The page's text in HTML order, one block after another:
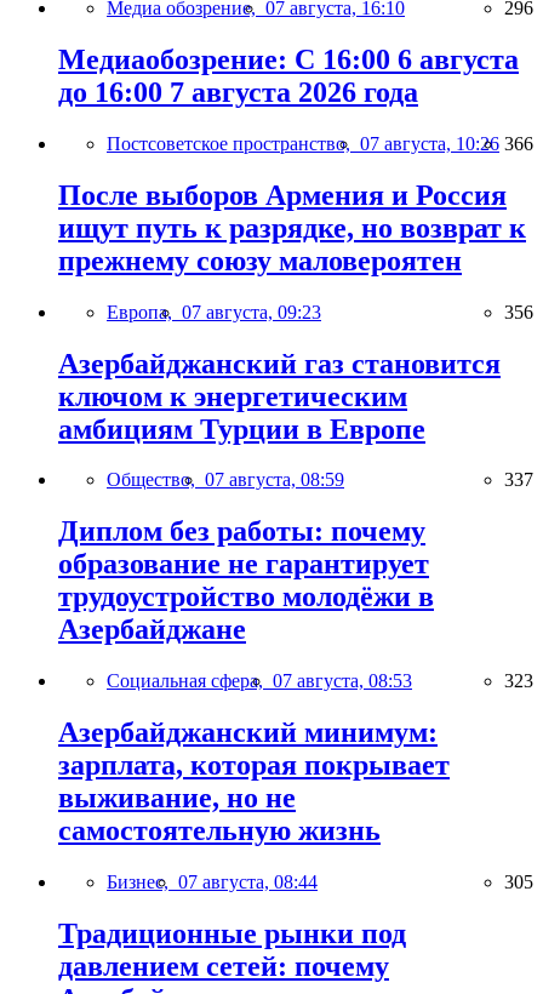
Медиа обозрение, 07 августа, 16:10 296
Медиаобозрение: С 16:00 6 августа
до 16:00 7 августа 2026 года
Постсоветское пространство, 07 августа, 10:26 366
После выборов Армения и Россия
ищут путь к разрядке, но возврат к
прежнему союзу маловероятен
Европа, 07 августа, 09:23 356
Азербайджанский газ становится
ключом к энергетическим
амбициям Турции в Европе
Общество, 07 августа, 08:59 337
Диплом без работы: почему
образование не гарантирует
трудоустройство молодёжи в
Азербайджане
Социальная сфера, 07 августа, 08:53 323
Азербайджанский минимум:
зарплата, которая покрывает
выживание, но не
самостоятельную жизнь
Бизнес, 07 августа, 08:44 305
Традиционные рынки под
давлением сетей: почему